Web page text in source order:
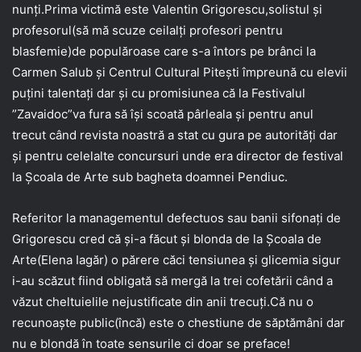
nunți.Prima victimă este Valentin Grigorescu,solistul și
profesorul(să mă scuze ceilalți profesori pentru
blasfemie)de populăroase care s-a întors pe brânci la
Carmen Salub și Centrul Cultural Pitești împreună cu elevii
puțini talentați dar și cu promisiunea că la Festivalul
”Zavaidoc”va fura să își scoată pârleala și pentru anul
trecut când revista noastră a stat cu gura pe autorități dar
și pentru celelalte concursuri unde era director de festival
la Școala de Arte sub bagheta doamnei Pendiuc.
Referitor la managementul defectuos sau banii sifonați de
Grigorescu cred că și-a făcut și blonda de la Școala de
Arte(Elena Iagăr) o părere căci tensiunea și glicemia sigur
i-au scăzut fiind obligată să mergă la trei cofetării când a
văzut cheltuielile nejustificate din anii trecuți.Că nu o
recunoaște public(încă) este o chestiune de săptămâni dar
nu e blondă în toate sensurile ci doar se preface!